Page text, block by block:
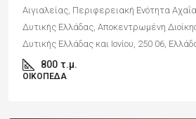
Αιγιαλείας, Περιφερειακή Ενότητα
Δυτικής Ελλάδας, Αποκεντρωμένη
Δυτικής Ελλάδας και Ιονίου, 250 06,
800 τ.μ.
ΟΙΚΌΠΕΔΑ